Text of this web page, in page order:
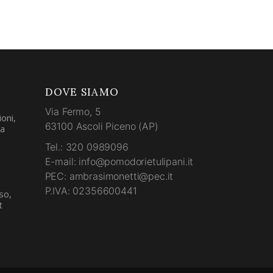
DOVE SIAMO
Via Fermo, 5
63100 Ascoli Piceno (AP)
Tel.: 320 0989096
E-mail: info@pomodorietulipani.it
PEC: ambrasimonetti@pec.it
P.IVA: 02356600441